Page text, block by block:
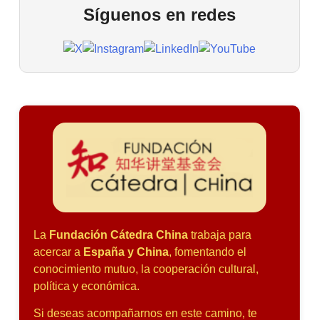
Síguenos en redes
La Fundación Cátedra China trabaja para
acercar a España y China, fomentando el
conocimiento mutuo, la cooperación cultural,
política y económica.
Si deseas acompañarnos en este camino, te